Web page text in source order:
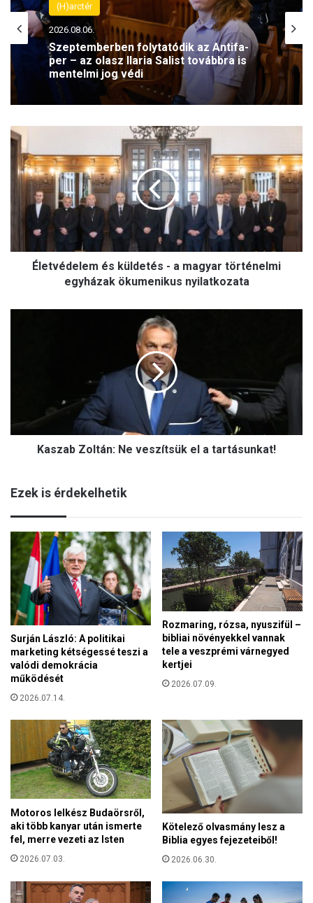
(H)arctér
2026.08.06.
Szeptemberben folytatódik az Antifa-
per – az olasz Ilaria Salist továbbra is
mentelmi jog védi
É
l
l
s
a
g
y
a
ö
t
é
n
e
l
m
i
g
á
z
a
k
ö
k
u
e
n
Életvédelem és küldetés - a magyar történelmi
egyházak ökumenikus nyilatkozata
l
e
s
z
í
s
ü
k
e
l
a
á
s
u
n
k
a
t
Kaszab Zoltán: Ne veszítsük el a tartásunkat!
Ezek is érdekelhetik
Surján László: A politikai
marketing kétségessé teszi a
valódi demokrácia
működését
2026.07.14.
Rozmaring, rózsa, nyuszifül –
bibliai növényekkel vannak
tele a veszprémi várnegyed
kertjei
2026.07.09.
Motoros lelkész Budaörsről,
aki több kanyar után ismerte
fel, merre vezeti az Isten
2026.07.03.
Kötelező olvasmány lesz a
Biblia egyes fejezeteiből!
2026.06.30.